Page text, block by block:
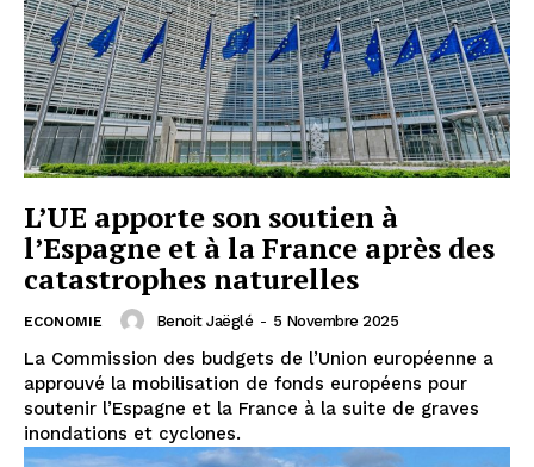
L’UE apporte son soutien à
l’Espagne et à la France après des
catastrophes naturelles
ECONOMIE Benoit Jaëglé - 5 Novembre 2025
La Commission des budgets de l’Union européenne a
approuvé la mobilisation de fonds européens pour
soutenir l’Espagne et la France à la suite de graves
inondations et cyclones.